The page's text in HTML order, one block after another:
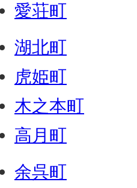
愛荘町
湖北町
虎姫町
木之本町
高月町
余呉町